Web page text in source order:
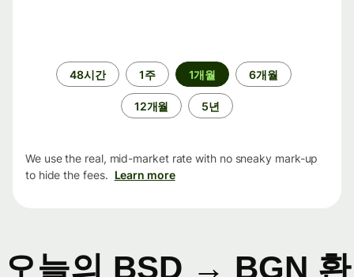
48시간 1주 1개월 6개월
12개월 5년
We use the real, mid-market rate with no sneaky mark-up
to hide the fees. Learn more
오늘의 BSD → BGN 환